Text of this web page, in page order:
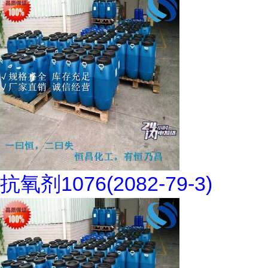
抗氧剂1076(2082-79-3)